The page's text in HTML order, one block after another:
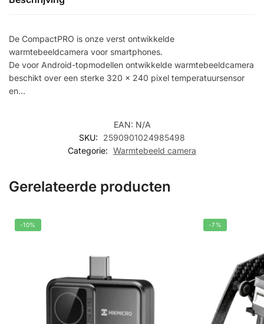
De CompactPRO is onze verst ontwikkelde
warmtebeeldcamera voor smartphones.
De voor Android-topmodellen ontwikkelde warmtebeeldcamera
beschikt over een sterke 320 x 240 pixel temperatuursensor
en…
EAN: N/A
SKU:
2590901024985498
Categorie: Warmtebeeld camera
Gerelateerde producten
-10% -7%